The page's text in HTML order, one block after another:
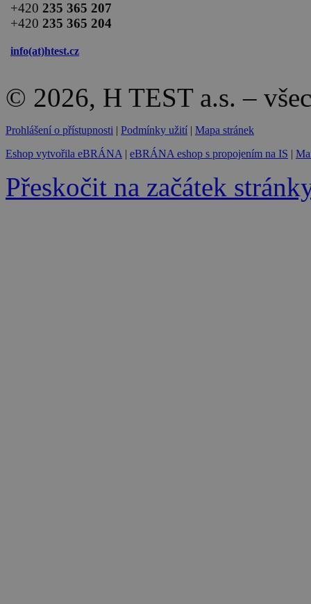
+420 235 365 207
+420 235 365 204
info(at)htest.cz
© 2026, H TEST a.s. –
Prohlášení o přístupnosti | Podmínky užití | Mapa stránek
Eshop vytvořila eBRÁNA | eBRÁNA eshop s propojením na IS |
Přeskočit na začátek